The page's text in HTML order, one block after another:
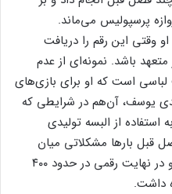
وقتی این رقم را دریافت
باشد. نمونه‌ای از عدم
لباسی است که او برای بازی‌های
یوسف، آن‌هم در شرایطی که
استفاده از البسه تولیدی
بارها مشکلاتی میان
پرسپولیس و اسپانسر به‌وجود آورد و در نهایت رقمی در حدود ۴۰۰
داشت.